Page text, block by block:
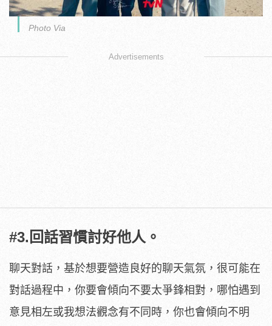
Photo Via
Advertisements
#3.回話習慣討好他人。
聊天對話，基於想要營造良好的聊天氣氛，很可能在
對話過程中，你要會傾向不要太爭鋒相對，哪怕遇到
意見相左或我想法觀念有不同時，你也會傾向不明